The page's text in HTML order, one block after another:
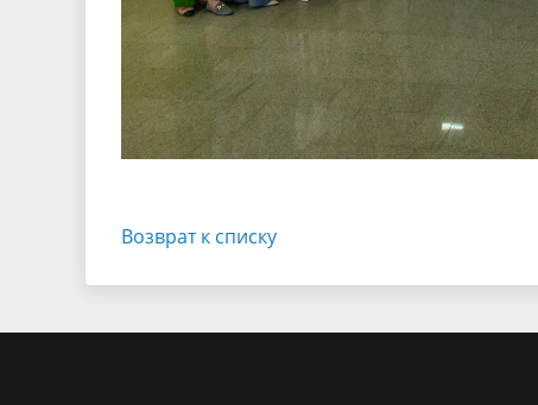
Возврат к списку